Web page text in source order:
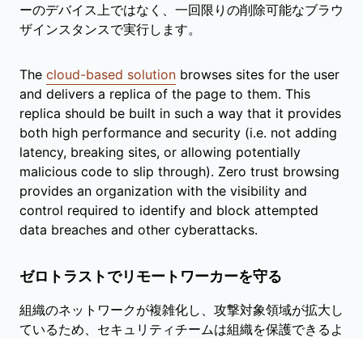
ーのデバイス上ではなく、一回限りの削除可能なブラウ
ザインスタンスで実行します。
The cloud-based solution browses sites for the user
and delivers a replica of the page to them. This
replica should be built in such a way that it provides
both high performance and security (i.e. not adding
latency, breaking sites, or allowing potentially
malicious code to slip through). Zero trust browsing
provides an organization with the visibility and
control required to identify and block attempted
data breaches and other cyberattacks.
ゼロトラストでリモートワーカーを守る
組織のネットワークが複雑化し、攻撃対象領域が拡大し
ているため、セキュリティチームは組織を保護できるよ